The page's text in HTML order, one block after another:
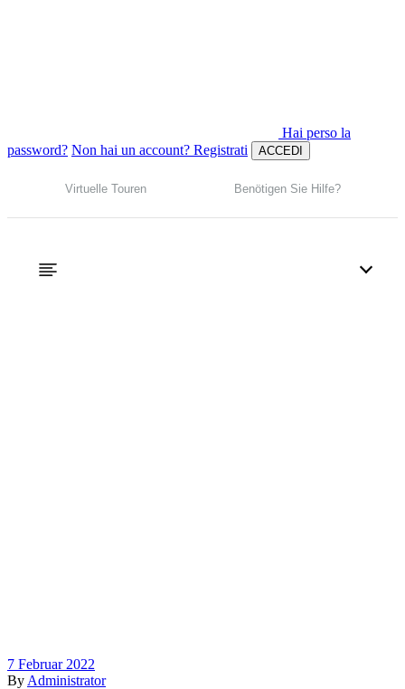
Hai perso la
password? Non hai un account? Registrati ACCEDI
Virtuelle Touren Benötigen Sie Hilfe?
7 Februar 2022
By Administrator